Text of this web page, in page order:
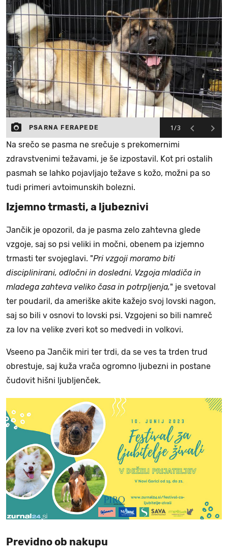
1/3
PSARNA FERAPEDE
Na srečo se pasma ne srečuje s prekomernimi
zdravstvenimi težavami, je še izpostavil. Kot pri ostalih
pasmah se lahko pojavljajo težave s kožo, možni pa so
tudi primeri avtoimunskih bolezni.
Izjemno trmasti, a ljubeznivi
Jančik je opozoril, da je pasma zelo zahtevna glede
vzgoje, saj so psi veliki in močni, obenem pa izjemno
trmasti ter svojeglavi. "Pri vzgoji moramo biti
disciplinirani, odločni in dosledni. Vzgoja mladiča in
mladega zahteva veliko časa in potrpljenja," je svetoval
ter poudaril, da ameriške akite kažejo svoj lovski nagon,
saj so bili v osnovi to lovski psi. Vzgojeni so bili namreč
za lov na velike zveri kot so medvedi in volkovi.
Vseeno pa Jančik miri ter trdi, da se ves ta trden trud
obrestuje, saj kuža vrača ogromno ljubezni in postane
čudovit hišni ljubljenček.
Previdno ob nakupu